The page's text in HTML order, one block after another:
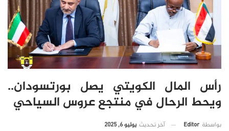
رأس المال الكويتي يصل بورتسودان..
ويحط الرحال في منتجع عروس السياحي
بواسطة Editor آخر تحديث يوليو 6, 2025